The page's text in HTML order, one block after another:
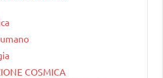
COSMICA